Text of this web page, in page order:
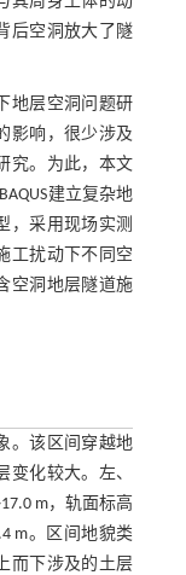
后空洞放大了隧
地层空洞问题研
影响，很少涉及
究。为此，本文
建立复杂地
，采用现场实测
工扰动下不同空
空洞地层隧道施
。该区间穿越地
化较大。左、
m，轨面标高
m。区间地貌类
而下涉及的土层